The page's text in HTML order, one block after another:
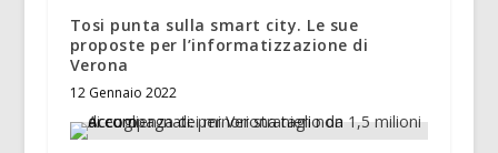
Tosi punta sulla smart city. Le sue
proposte per l’informatizzazione di
Verona
12 Gennaio 2022